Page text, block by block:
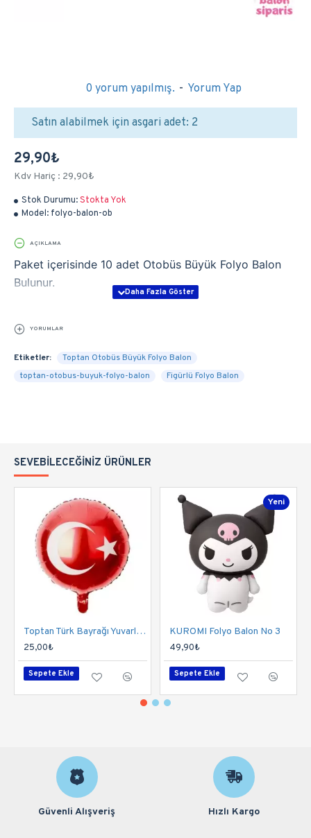
Stok Durumu:Stokta Yok
Model: folyo-balon-ob
0 yorum yapılmış. - Yorum Yap
29,90₺
Kdv Hariç : 29,90₺
Satın alabilmek için asgari adet: 2
AÇIKLAMA
Paket içerisinde 10 adet Otobüs Büyük Folyo Balon
Bulunur.
YORUMLAR
Etiketler:
Toptan Otobüs Büyük Folyo Balon
toptan-otobus-buyuk-folyo-balon
Figürlü Folyo Balon
SEVEBILECEĞINIZ ÜRÜNLER
Toptan Türk Bayrağı Yuvarlak Folyo Balon
25,00₺
Sepete Ekle
Yeni
KUROMI Folyo Balon No 3
49,90₺
Sepete Ekle
Güvenli Alışveriş Hızlı Kargo